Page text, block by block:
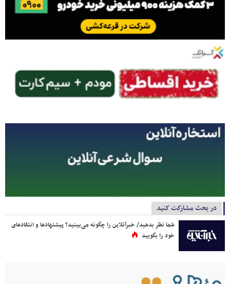
در بحث مشارکت کنید
شما نظر بدهید/ خبرآنلاین را چگونه می‌بینید؟ پیشنهادها و انتقادهای
خود را بگویید